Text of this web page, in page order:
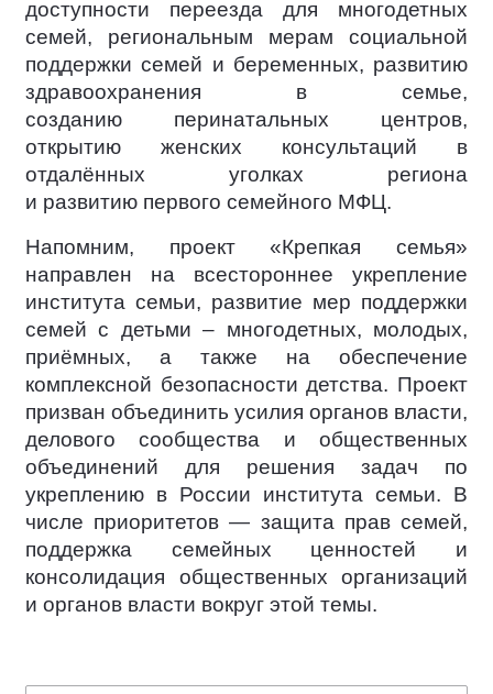
доступности переезда для многодетных
семей, региональным мерам социальной
поддержки семей и беременных, развитию
здравоохранения в семье,
созданию перинатальных центров,
открытию женских консультаций в
отдалённых уголках региона
и развитию первого семейного МФЦ.
Напомним, проект «Крепкая семья»
направлен на всестороннее укрепление
института семьи, развитие мер поддержки
семей с детьми – многодетных, молодых,
приёмных, а также на обеспечение
комплексной безопасности детства. Проект
призван объединить усилия органов власти,
делового сообщества и общественных
объединений для решения задач по
укреплению в России института семьи. В
числе приоритетов — защита прав семей,
поддержка семейных ценностей и
консолидация общественных организаций
и органов власти вокруг этой темы.